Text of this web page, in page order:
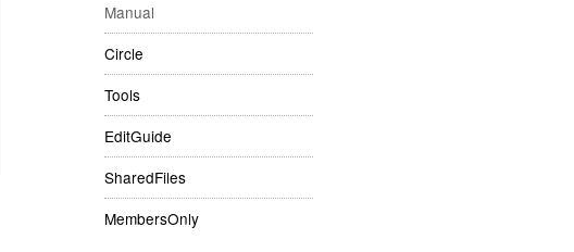
Manual
Circle
Tools
EditGuide
SharedFiles
MembersOnly